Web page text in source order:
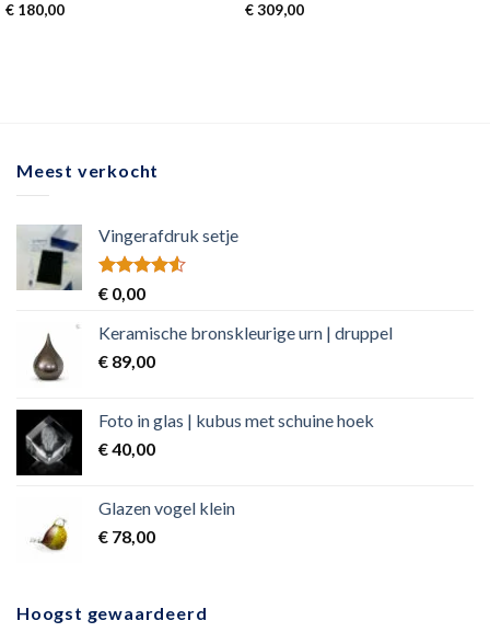
€180,00
€309,00
Meest verkocht
Vingerafdruk setje
Rated
4.50
of 5
€ 0,00
Keramische bronskleurige urn | druppel
€ 89,00
Foto in glas | kubus met schuine hoek
€40,00
Glazen vogel klein
€ 78,00
Hoogst gewaardeerd